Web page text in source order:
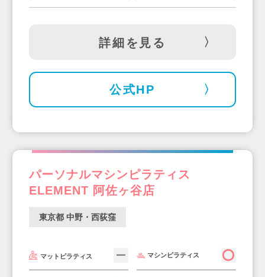
詳細を見る
公式HP
パーソナルマシンピラティス
ELEMENT 阿佐ヶ谷店
東京都 中野・西荻窪
マットピラティス マシンピラティス